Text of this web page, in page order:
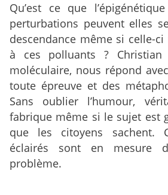
Qu’est ce que
perturbations peuvent elles
descendance même si celle-ci
à ces polluants ? Christian
moléculaire, nous répond
toute épreuve et des
Sans oublier l’humour,
fabrique même si le sujet est
que les citoyens sachent.
éclairés sont en mesure
problème.